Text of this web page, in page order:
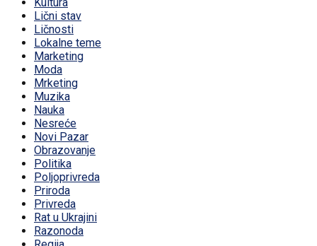
Lični stav
Ličnosti
Lokalne teme
Marketing
Moda
Mrketing
Muzika
Nauka
Nesreće
Novi Pazar
Obrazovanje
Politika
Poljoprivreda
Priroda
Privreda
Rat u Ukrajini
Razonoda